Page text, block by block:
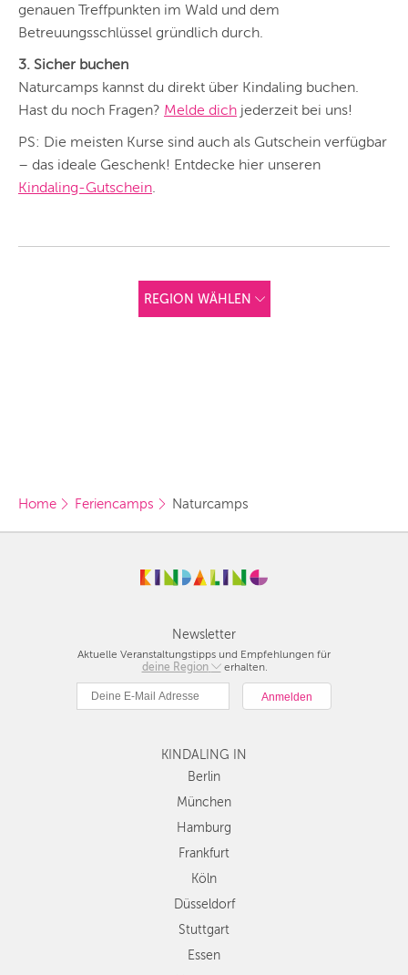
genauen Treffpunkten im Wald und dem
Betreuungsschlüssel gründlich durch.
3. Sicher buchen
Naturcamps kannst du direkt über Kindaling buchen.
Hast du noch Fragen? Melde dich jederzeit bei uns!
PS: Die meisten Kurse sind auch als Gutschein verfügbar
– das ideale Geschenk! Entdecke hier unseren
Kindaling-Gutschein.
REGION WÄHLEN
KÖLN
DÜSSELDORF
STUTTGART
HANNOVER
DRESDEN
WIEN
ZÜRICH
Home Feriencamps Naturcamps
Newsletter
Aktuelle Veranstaltungstipps und Empfehlungen für
deine Region
Berlin
München
Hamburg
Köln
Düsseldorf
Stuttgart
Essen
Dresden
Nürnberg
Wien
Zürich
erhalten.
KINDALING IN
Berlin
München
Hamburg
Frankfurt
Köln
Düsseldorf
Stuttgart
Essen